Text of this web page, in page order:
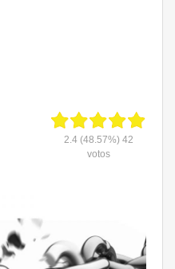
2.4(48.57%) 42
votos